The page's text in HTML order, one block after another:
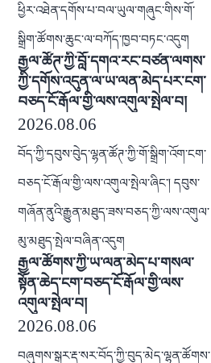
ཕྱིར་འཐེན་དགོས་པ་བལ་ཡུལ་གཞུང་གིས་གོ་
སྒྲིག་ཚོགས་ཆུང་ལ་བཀོད་ཁྱབ་བཏང་འདུག
རྒྱལ་ཚོཊ་ཀྱི་བློ་དགའ་རང་བཙན་ལགས་
ཀྱི་དགོས་འདུན་ལ་ཡ་ལན་མེད་པར་ངག་
བཅད་ངོ་རྒོལ་གྱི་ལས་འགུལ་སྤེལ་བ།
2026.08.06
བོད་ཀྱི་དབུས་བེུད་ལྷན་ཚོཊ་ཀྱི་གོ་སྒྲིག་འོག་ངག་
བཅད་ངོ་རྒོལ་གྱི་ལས་འགུལ་སྤེལ་ཞིང་། དབུས་
གཞོན་ནུའི་རྒྱུན་མཐུད་ཟས་བཅད་ཀྱི་ལས་འགུལ་
མུ་མཐུད་སྤེལ་བཞིན་འདུག
རྒྱལ་ཚོགས་ཀྱི་ཡ་ལན་མེད་པ་གསལ་
སྟོན་ཆེད་ངག་བཅད་ངོ་རྒོལ་གྱི་ལས་
འགུལ་སྤེལ་བ།
2026.08.06
བཞུགས་སྒར་རྡ་སར་བོད་ཀྱི་བུད་མེད་ལྷན་ཚོགས་